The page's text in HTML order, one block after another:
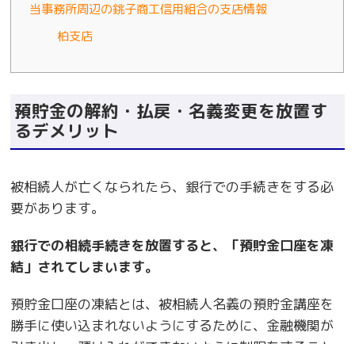
当事務所周辺の銚子商工信用組合の支店情報
柏支店
預貯金の解約・払戻・名義変更を放置す
るデメリット
被相続人が亡くなられたら、銀行での手続きをする必
要があります。
銀行での相続手続きを放置すると、「預貯金口座を凍
結」されてしまいます。
預貯金口座の凍結とは、被相続人名義の預貯金講座を
勝手に使い込まれないようにするために、金融機関が